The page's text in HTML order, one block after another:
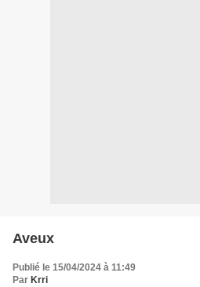
Aveux
Publié le 15/04/2024 à 11:49
Par Krri